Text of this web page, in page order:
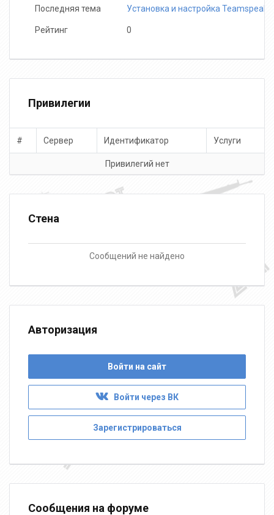
Последняя тема Установка и настройка Teamspeak 3
Рейтинг 0
Привилегии
# Сервер Идентификатор Услуги
Привилегий нет
Стена
Сообщений не найдено
Авторизация
Войти на сайт
Войти через ВК
Зарегистрироваться
Сообщения на форуме